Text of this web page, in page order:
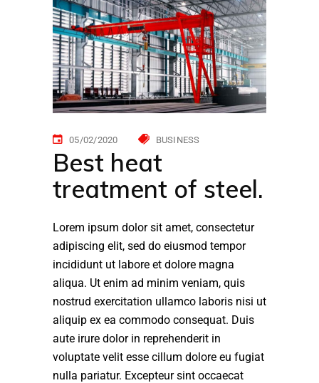
05/02/2020 BUSINESS
Best heat
treatment of steel.
Lorem ipsum dolor sit amet, consectetur
adipiscing elit, sed do eiusmod tempor
incididunt ut labore et dolore magna
aliqua. Ut enim ad minim veniam, quis
nostrud exercitation ullamco laboris nisi ut
aliquip ex ea commodo consequat. Duis
aute irure dolor in reprehenderit in
voluptate velit esse cillum dolore eu fugiat
nulla pariatur. Excepteur sint occaecat